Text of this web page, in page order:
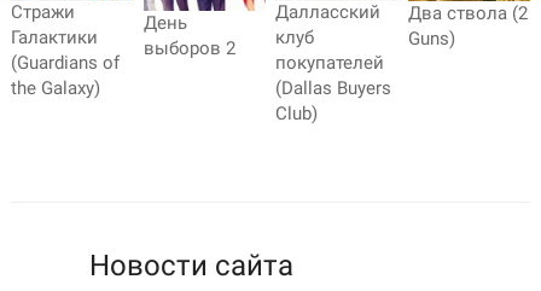
Стражи
Галактики
(Guardians of
the Galaxy)
День
выборов 2
Далласский
клуб
покупателей
(Dallas Buyers
Club)
Два ствола (2
Guns)
Новости сайта